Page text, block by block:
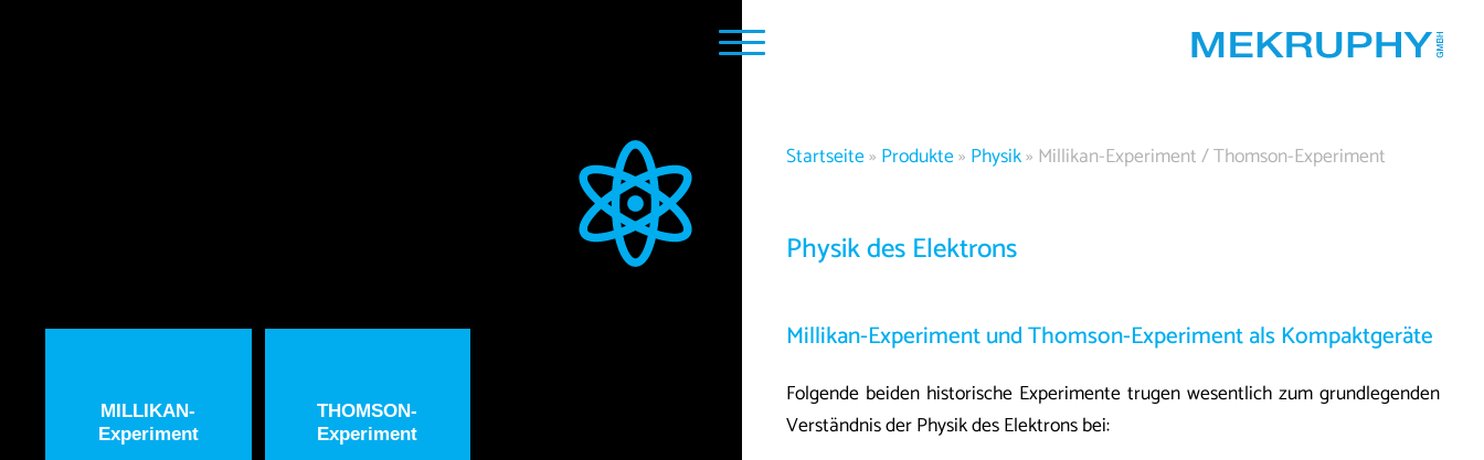
MILLIKAN-
Experiment
THOMSON-
Experiment
Startseite» Produkte» Physik» Millikan-Experiment / Thomson-Experiment
Physik des Elektrons
Millikan-Experiment und Thomson-Experiment als Kompaktgeräte
Folgende beiden historische Experimente trugen wesentlich zum grundlegenden
Verständnis der Physik des Elektrons bei: